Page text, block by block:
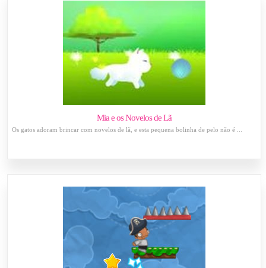
Mia e os Novelos de Lã
Os gatos adoram brincar com novelos de lã, e esta pequena bolinha de pelo não é ...